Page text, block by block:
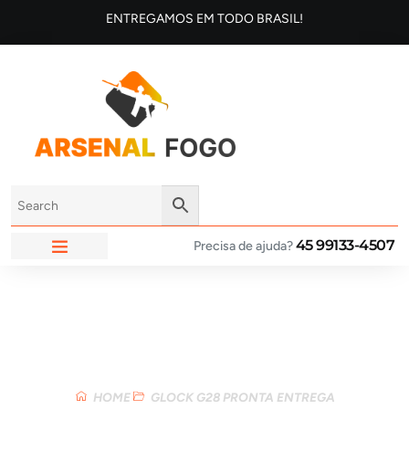
ENTREGAMOS EM TODO BRASIL!
Precisa de ajuda?45 99133-4507
HOME GLOCK G28 PRONTA ENTREGA